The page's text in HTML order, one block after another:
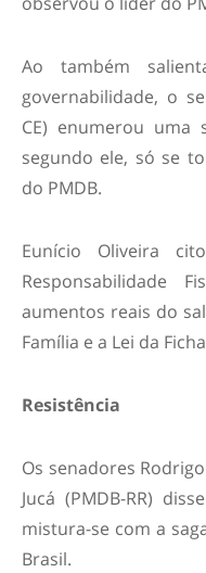
Ao também
governabilidade, o
CE) enumerou uma
segundo ele, só se
do PMDB.
Eunício Oliveira
Responsabilidade
aumentos reais do
Família e a Lei da
Resistência
Os senadores
Jucá (PMDB-RR)
mistura-se com a
Brasil.